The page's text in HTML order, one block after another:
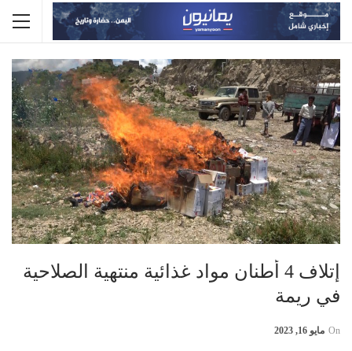
إتلاف 4 أطنان مواد غذائية منتهية الصلاحية
في ريمة
On مايو 16, 2023